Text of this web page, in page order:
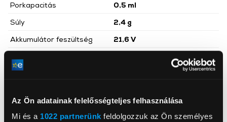
Az Ön adatainak felelősségteljes felhasználása
Mi és a 1022 partnerünk feldolgozzuk az Ön személyes
Porkapacitás
0,5 ml
Súly
2,4 g
Akkumulátor feszültség
21,6 V
Magasság
273 mm